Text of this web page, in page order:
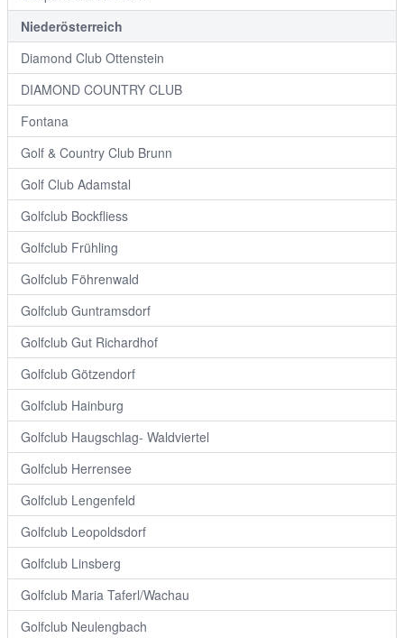
Niederösterreich
Diamond Club Ottenstein
DIAMOND COUNTRY CLUB
Fontana
Golf & Country Club Brunn
Golf Club Adamstal
Golfclub Bockfliess
Golfclub Frühling
Golfclub Föhrenwald
Golfclub Guntramsdorf
Golfclub Gut Richardhof
Golfclub Götzendorf
Golfclub Hainburg
Golfclub Haugschlag- Waldviertel
Golfclub Herrensee
Golfclub Lengenfeld
Golfclub Leopoldsdorf
Golfclub Linsberg
Golfclub Maria Taferl/Wachau
Golfclub Neulengbach